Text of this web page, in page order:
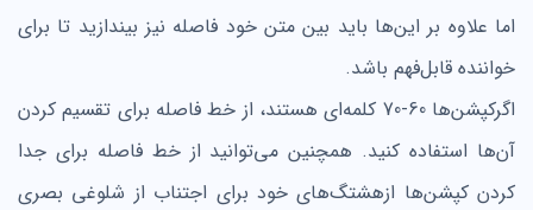
اما علاوه بر این‌ها باید بین متن خود فاصله نیز بیندازید تا برای
خواننده قابل‌فهم باشد.
اگرکپشن‌ها 60-70 کلمه‌ای هستند، از خط فاصله برای تقسیم کردن
آن‌ها استفاده کنید. همچنین می‌توانید از خط فاصله برای جدا
کردن کپشن‌ها ازهشتگ‌های خود برای اجتناب از شلوغی بصری